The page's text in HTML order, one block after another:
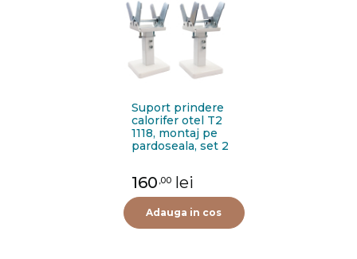
Suport prindere
calorifer otel T2
1118, montaj pe
pardoseala, set 2
160 ,00 lei
Adauga in cos